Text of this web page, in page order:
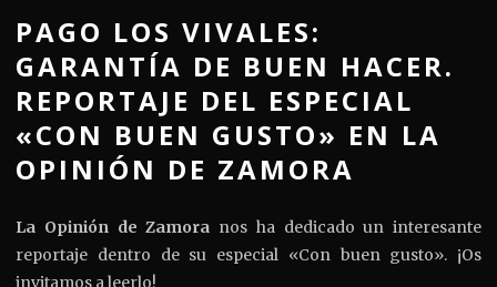
PAGO LOS VIVALES:
GARANTÍA DE BUEN HACER.
REPORTAJE DEL ESPECIAL
«CON BUEN GUSTO» EN LA
OPINIÓN DE ZAMORA
La Opinión de Zamora nos ha dedicado un interesante
reportaje dentro de su especial «Con buen gusto». ¡Os
invitamos a leerlo!